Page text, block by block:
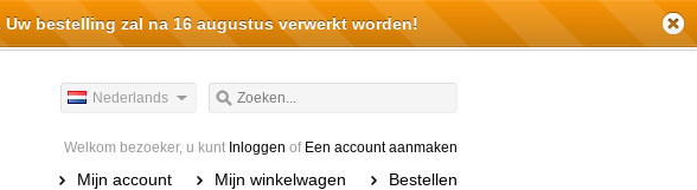
Nederlands
Welkom bezoeker, u kunt Inloggen of Een account aanmaken
Mijn account Mijn winkelwagen Bestellen
bestelling zal na 16 augustus verwerkt worden!